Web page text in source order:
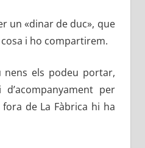
un «dinar de duc», que
i ho compartirem.
nens els podeu portar,
per
de La Fàbrica hi ha